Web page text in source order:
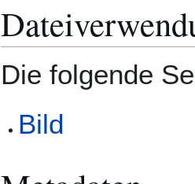
Die folgende
Bild